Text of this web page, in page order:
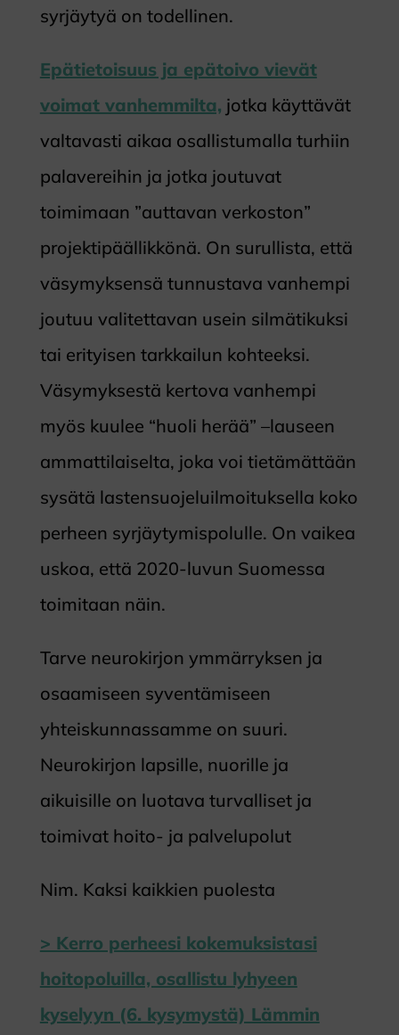
syrjäytyä on todellinen.
Epätietoisuus ja epätoivo vievät
voimat vanhemmilta, jotka käyttävät
valtavasti aikaa osallistumalla turhiin
palavereihin ja jotka joutuvat
toimimaan ”auttavan verkoston”
projektipäällikkönä. On surullista, että
väsymyksensä tunnustava vanhempi
joutuu valitettavan usein silmätikuksi
tai erityisen tarkkailun kohteeksi.
Väsymyksestä kertova vanhempi
myös kuulee “huoli herää” –lauseen
ammattilaiselta, joka voi tietämättään
sysätä lastensuojeluilmoituksella koko
perheen syrjäytymispolulle. On vaikea
uskoa, että 2020-luvun Suomessa
toimitaan näin.
Tarve neurokirjon ymmärryksen ja
osaamiseen syventämiseen
yhteiskunnassamme on suuri.
Neurokirjon lapsille, nuorille ja
aikuisille on luotava turvalliset ja
toimivat hoito- ja palvelupolut
Nim. Kaksi kaikkien puolesta
> Kerro perheesi kokemuksistasi
hoitopoluilla, osallistu lyhyeen
kyselyyn (6. kysymystä) Lämmin